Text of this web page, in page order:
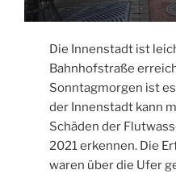
Die Innenstadt ist
Bahnhofstraße
Sonntagmorgen ist
der Innenstadt kann
Schäden der
2021 erkennen. Die
waren über die Ufer